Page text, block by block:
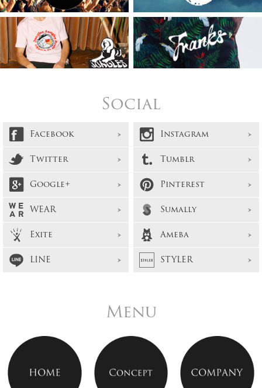
Social
Facebook
Instagram
Twitter
Tumblr
Google+
Pinterest
WEAR
Sumally
Exite
Ameba
LINE
STYLER
Menu